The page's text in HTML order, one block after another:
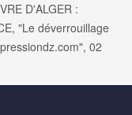
D'ALGER :
"Le déverrouillage
02